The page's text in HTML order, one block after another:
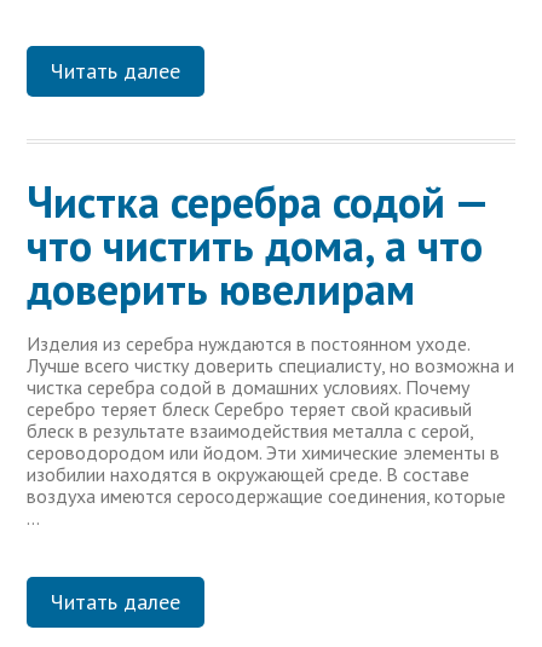
Читать далее
Чистка серебра содой —
что чистить дома, а что
доверить ювелирам
Изделия из серебра нуждаются в постоянном уходе.
Лучше всего чистку доверить специалисту, но возможна и
чистка серебра содой в домашних условиях. Почему
серебро теряет блеск Серебро теряет свой красивый
блеск в результате взаимодействия металла с серой,
сероводородом или йодом. Эти химические элементы в
изобилии находятся в окружающей среде. В составе
воздуха имеются серосодержащие соединения, которые
…
Читать далее